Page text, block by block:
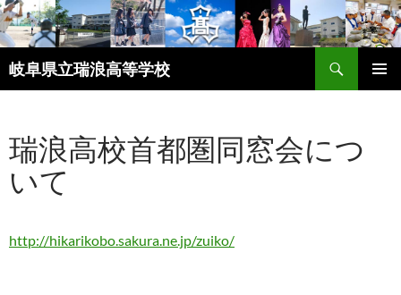
岐阜県立瑞浪高等学校
索
ン
ツ
へ
ス
ッ
プ
瑞浪高校首都圏同窓会につ
いて
http://hikarikobo.sakura.ne.jp/zuiko/